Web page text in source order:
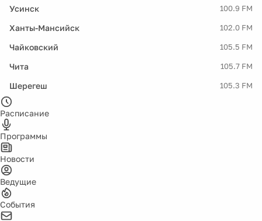
Усинск 100.9 FM
Ханты-Мансийск 102.0 FM
Чайковский 105.5 FM
Чита 105.7 FM
Шерегеш 105.3 FM
Расписание
Программы
Новости
Ведущие
События